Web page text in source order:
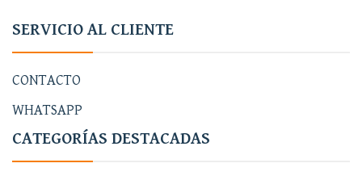
SERVICIO AL CLIENTE
CONTACTO
WHATSAPP
CATEGORÍAS DESTACADAS